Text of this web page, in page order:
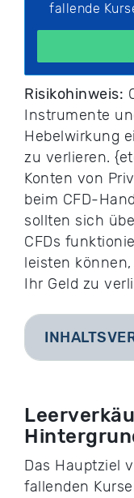
fallende
Risikohinweis:
Instrumente
Hebelwirkung
zu verlieren.
Konten von
beim CFD-
sollten sich
CFDs
leisten
Ihr Geld zu
Das Hauptziel
fallenden